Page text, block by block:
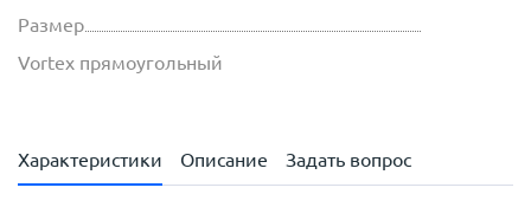
Размер
Vortex прямоугольный
Характеристики Описание Задать вопрос